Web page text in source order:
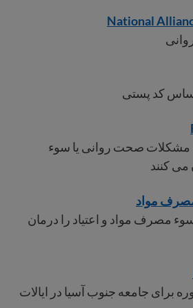
National
کد پستی
مشکلات صحت روانی یا سوء
کنند
مصرف مواد و اعتیاد را درمان
جامعه جنوب آسیا در ایالات